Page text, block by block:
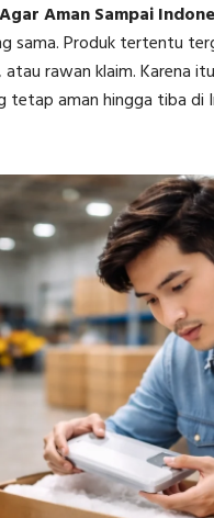
Aman Sampai
sama. Produk tertentu
rawan klaim. Karena
tetap aman hingga tiba di